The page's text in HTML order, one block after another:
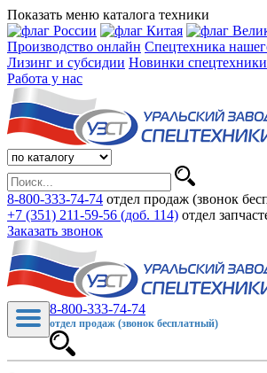
Показать меню каталога техники
Производство онлайн Спецтехника
Лизинг и субсидии Новинки спецтехники
Работа у нас
8-800-333-74-74 отдел продаж (звонок
+7 (351) 211-59-56 (доб. 114) отдел
Заказать звонок
8-800-333-74-74
отдел продаж (звонок бесплатный)